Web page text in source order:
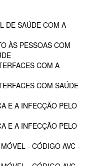
DE SAÚDE COM A
ÀS PESSOAS COM
COM A
COM SAÚDE
E A INFECÇÃO PELO
E A INFECÇÃO PELO
- CÓDIGO AVC -